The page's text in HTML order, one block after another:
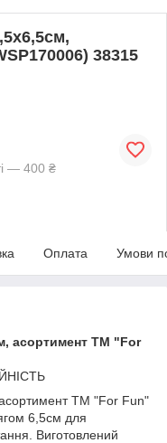
38315
— 400 ₴
Оплата Умови
асортимент ТМ "For
ТМ "For Fun"
6,5см для
Виготовлений